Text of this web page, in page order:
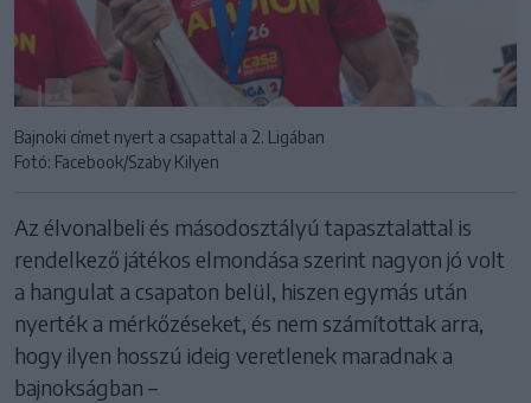
Bajnoki címet nyert a csapattal a 2. Ligában
Fotó: Facebook/Szaby Kilyen
Az élvonalbeli és másodosztályú tapasztalattal is
rendelkező játékos elmondása szerint nagyon jó volt
a hangulat a csapaton belül, hiszen egymás után
nyerték a mérkőzéseket, és nem számítottak arra,
hogy ilyen hosszú ideig veretlenek maradnak a
bajnokságban –